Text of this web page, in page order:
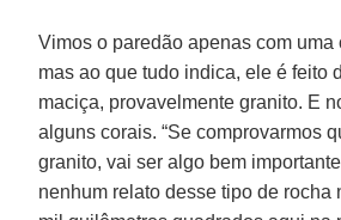
Vimos o paredão apenas com uma
mas ao que tudo indica, ele é feito
maciça, provavelmente granito. E
alguns corais. “Se comprovarmos
granito, vai ser algo bem
nenhum relato desse tipo de rocha